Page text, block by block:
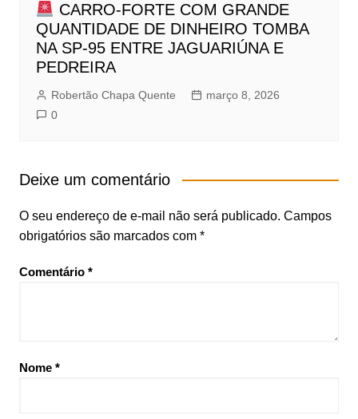
CARRO-FORTE COM GRANDE
QUANTIDADE DE DINHEIRO TOMBA
NA SP-95 ENTRE JAGUARIÚNA E
PEDREIRA
Robertão Chapa Quente
março 8, 2026
0
Deixe um comentário
O seu endereço de e-mail não será publicado. Campos
obrigatórios são marcados com *
Comentário *
Nome *